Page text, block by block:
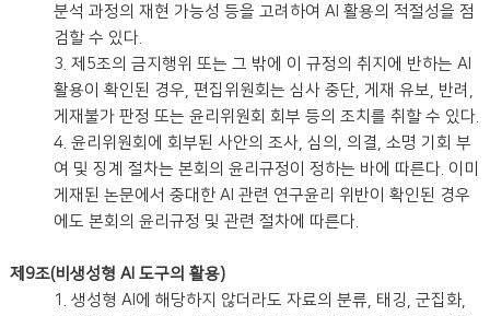
분석 과정의 재현 가능성 등을 고려하여 AI 활용의 적절성을 점
검할 수 있다.
3. 제5조의 금지행위 또는 그 밖에 이 규정의 취지에 반하는 AI
활용이 확인된 경우, 편집위원회는 심사 중단, 게재 유보, 반려,
게재불가 판정 또는 윤리위원회 회부 등의 조치를 취할 수 있다.
4. 윤리위원회에 회부된 사안의 조사, 심의, 의결, 소명 기회 부
여 및 징계 절차는 본회의 윤리규정이 정하는 바에 따른다. 이미
게재된 논문에서 중대한 AI 관련 연구윤리 위반이 확인된 경우
에도 본회의 윤리규정 및 관련 절차에 따른다.
제9조(비생성형 AI 도구의 활용)
1. 생성형 AI에 해당하지 않더라도 자료의 분류, 태깅, 군집화,